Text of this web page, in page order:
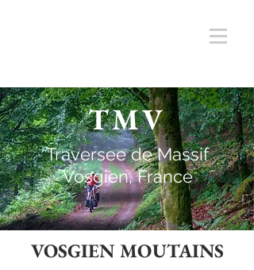
TMV
Traversee de Massif
Vosgien, France
VOSGIEN MOUTAINS